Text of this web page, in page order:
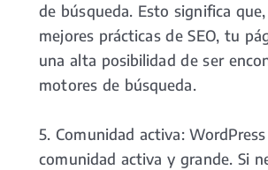
de búsqueda. Esto significa
mejores prácticas de SEO, tu
una alta posibilidad de ser
motores de búsqueda.
5. Comunidad activa:
comunidad activa y grande. Si